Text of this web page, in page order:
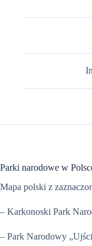
Parki narodowe w
Mapa polski z
– Karkonoski Park
– Park Narodowy